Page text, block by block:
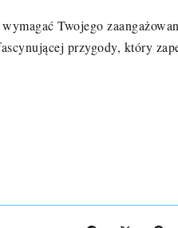
Twojego
przygody, który